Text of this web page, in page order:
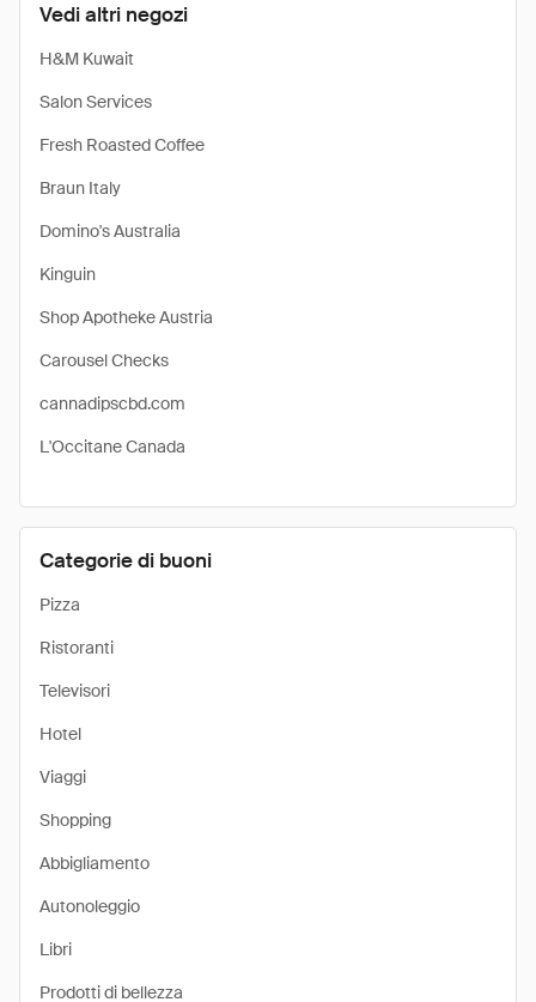
Vedi altri negozi
H&M Kuwait
Salon Services
Fresh Roasted Coffee
Braun Italy
Domino's Australia
Kinguin
Shop Apotheke Austria
Carousel Checks
cannadipscbd.com
L'Occitane Canada
Categorie di buoni
Pizza
Ristoranti
Televisori
Hotel
Viaggi
Shopping
Abbigliamento
Autonoleggio
Libri
Prodotti di bellezza